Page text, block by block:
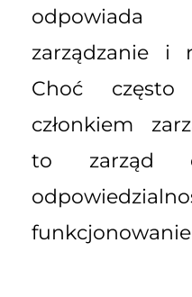
odpowiada
zarządzanie i
Choć
członkiem
to zarząd